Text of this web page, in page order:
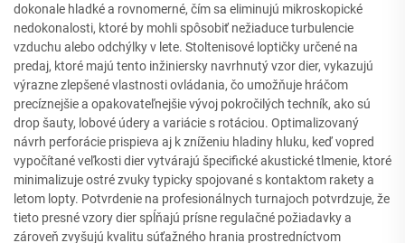
dokonale hladké a rovnomerné, čím sa eliminujú mikroskopické
nedokonalosti, ktoré by mohli spôsobiť nežiaduce turbulencie
vzduchu alebo odchýlky v lete. Stoltenisové loptičky určené na
predaj, ktoré majú tento inžiniersky navrhnutý vzor dier, vykazujú
výrazne zlepšené vlastnosti ovládania, čo umožňuje hráčom
precíznejšie a opakovateľnejšie vývoj pokročilých techník, ako sú
drop šauty, lobové údery a variácie s rotáciou. Optimalizovaný
návrh perforácie prispieva aj k zníženiu hladiny hluku, keď vopred
vypočítané veľkosti dier vytvárajú špecifické akustické tlmenie, ktoré
minimalizuje ostré zvuky typicky spojované s kontaktom rakety a
letom lopty. Potvrdenie na profesionálnych turnajoch potvrdzuje, že
tieto presné vzory dier spĺňajú prísne regulačné požiadavky a
zároveň zvyšujú kvalitu súťažného hrania prostredníctvom